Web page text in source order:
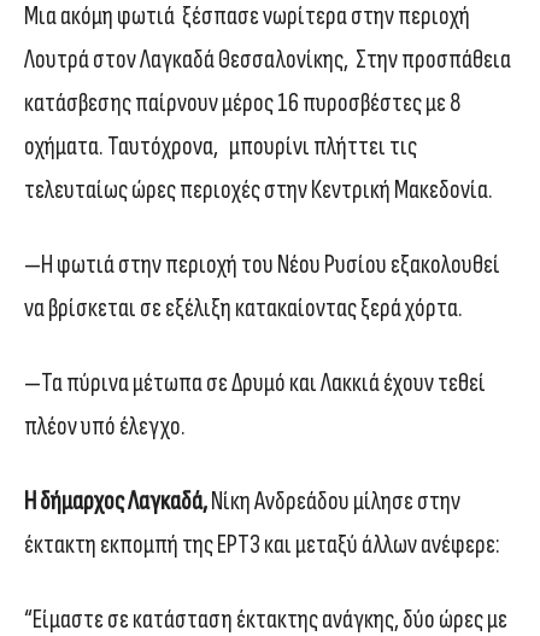
Μια ακόμη φωτιά ξέσπασε νωρίτερα στην περιοχή
Λουτρά στον Λαγκαδά Θεσσαλονίκης, Στην προσπάθεια
κατάσβεσης παίρνουν μέρος 16 πυροσβέστες με 8
οχήματα. Ταυτόχρονα, μπουρίνι πλήττει τις
τελευταίως ώρες περιοχές στην Κεντρική Μακεδονία.
—Η φωτιά στην περιοχή του Νέου Ρυσίου εξακολουθεί
να βρίσκεται σε εξέλιξη κατακαίοντας ξερά χόρτα.
—Τα πύρινα μέτωπα σε Δρυμό και Λακκιά έχουν τεθεί
πλέον υπό έλεγχο.
Η δήμαρχος Λαγκαδά,Νίκη Ανδρεάδου μίλησε στην
έκτακτη εκπομπή της ΕΡΤ3 και μεταξύ άλλων ανέφερε:
“Είμαστε σε κατάσταση έκτακτης ανάγκης, δύο ώρες με